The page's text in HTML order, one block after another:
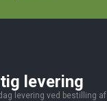
levering
levering ved bestilling af